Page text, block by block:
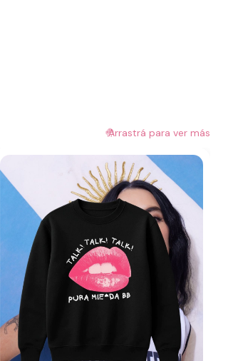
🤚
Arrastrá para ver más